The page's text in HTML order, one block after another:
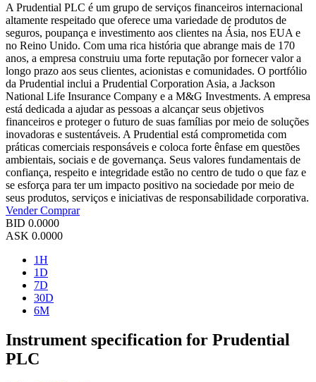
A Prudential PLC é um grupo de serviços financeiros internacional
altamente respeitado que oferece uma variedade de produtos de
seguros, poupança e investimento aos clientes na Ásia, nos EUA e
no Reino Unido. Com uma rica história que abrange mais de 170
anos, a empresa construiu uma forte reputação por fornecer valor a
longo prazo aos seus clientes, acionistas e comunidades. O portfólio
da Prudential inclui a Prudential Corporation Asia, a Jackson
National Life Insurance Company e a M&G Investments. A empresa
está dedicada a ajudar as pessoas a alcançar seus objetivos
financeiros e proteger o futuro de suas famílias por meio de soluções
inovadoras e sustentáveis. A Prudential está comprometida com
práticas comerciais responsáveis e coloca forte ênfase em questões
ambientais, sociais e de governança. Seus valores fundamentais de
confiança, respeito e integridade estão no centro de tudo o que faz e
se esforça para ter um impacto positivo na sociedade por meio de
seus produtos, serviços e iniciativas de responsabilidade corporativa.
VenderComprar
BID 0.0000
ASK 0.0000
1H
1D
7D
30D
6M
Instrument specification for Prudential
PLC